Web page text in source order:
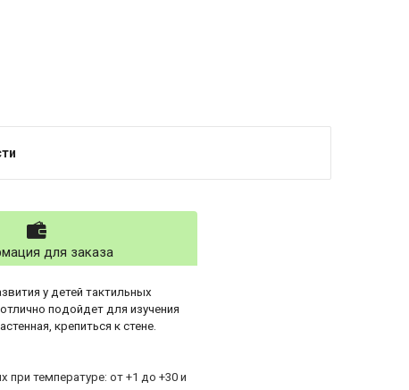
для заказа
у детей тактильных
подойдет для изучения
крепиться к стене.
температуре: от +1 до +30 и